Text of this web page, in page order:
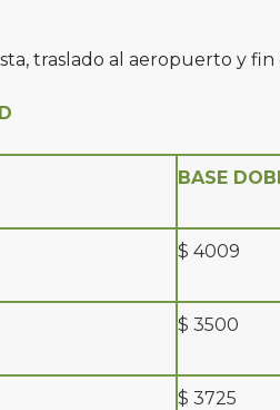
traslado al aeropuerto y fin
BASE
$ 4009
$ 3500
$ 3725